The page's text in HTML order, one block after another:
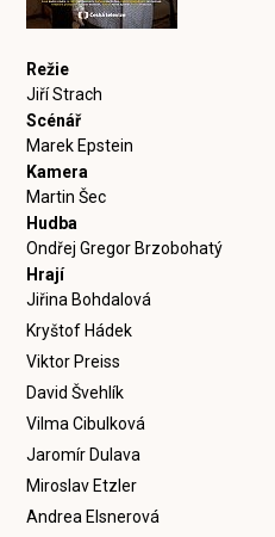
Režie
Jiří Strach
Scénář
Marek Epstein
Kamera
Martin Šec
Hudba
Ondřej Gregor Brzobohatý
Hrají
Jiřina Bohdalová
Kryštof Hádek
Viktor Preiss
David Švehlík
Vilma Cibulková
Jaromír Dulava
Miroslav Etzler
Andrea Elsnerová